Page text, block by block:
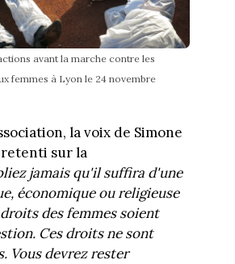
avant la marche contre les
femmes à Lyon le 24 novembre
la voix de Simone
sur la
jamais qu'il suffira d'une
économique ou religieuse
des femmes soient
Ces droits ne sont
Vous devrez rester